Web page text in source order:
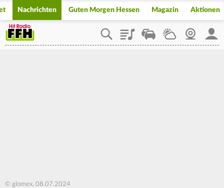
Nachrichten Guten Morgen Hessen Magazin Aktionen
PlaylistStaupilotWetterWebcam
© glomex, 08.07.2024